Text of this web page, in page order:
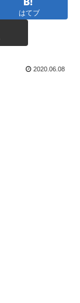
はてブ
2020.06.08